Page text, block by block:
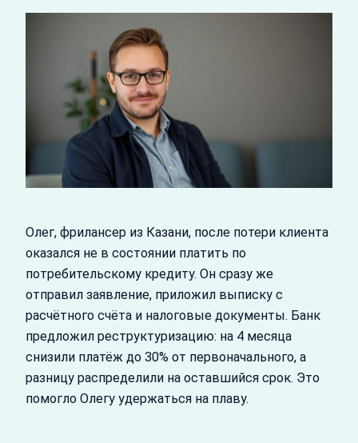
Олег, фрилансер из Казани, после потери клиента
оказался не в состоянии платить по
потребительскому кредиту. Он сразу же
отправил заявление, приложил выписку с
расчётного счёта и налоговые документы. Банк
предложил реструктуризацию: на 4 месяца
снизили платёж до 30% от первоначального, а
разницу распределили на оставшийся срок. Это
помогло Олегу удержаться на плаву.